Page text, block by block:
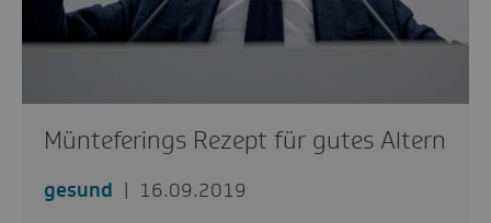
Münteferings Rezept für gutes Altern
gesund
16.09.2019